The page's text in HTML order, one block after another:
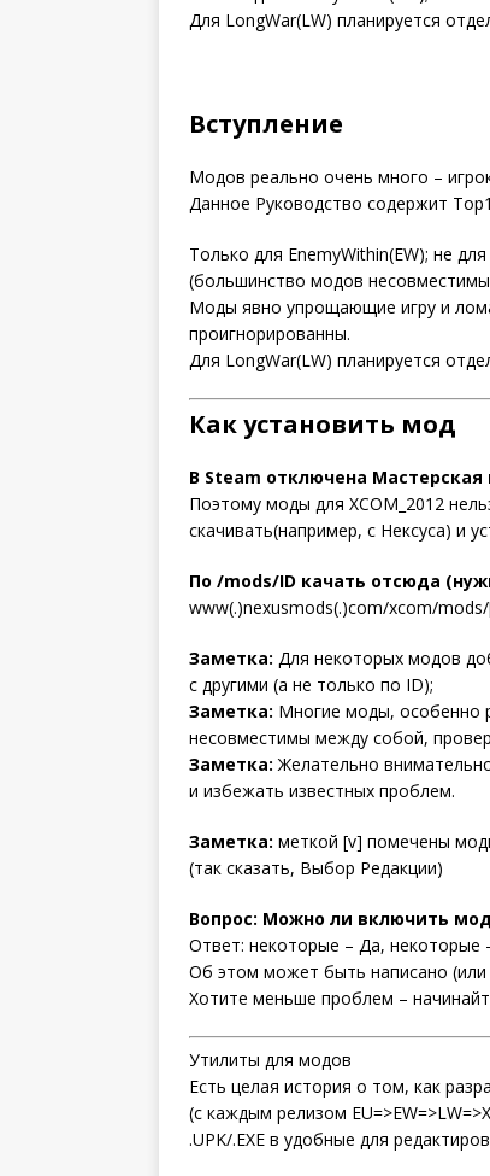
Для LongWar(LW) планируется
Вступление
Модов реально очень много –
Данное Руководство содержит
Только для EnemyWithin(EW); не
(большинство модов
Моды явно упрощающие игру и
проигнорированны.
Для LongWar(LW) планируется
Как установить мод
В Stеam отключена Мастерская
Поэтому моды для XCOM_2012
скачивать(например, с Нексуса) и
По /mods/ID качать отсюда
www(.)nexusmods(.)com/xcom/
Заметка: Для некоторых модов
с другими (а не только по ID);
Заметка: Многие моды, особенно
несовместимы между собой,
Заметка: Желательно
и избежать известных проблем.
Заметка: меткой [v] помечены
(так сказать, Выбор Редакции)
Вопрос: Можно ли включить
Ответ: некоторые – Да, некоторые
Об этом может быть написано (или
Хотите меньше проблем –
Утилиты для модов
Есть целая история о том, как
(с каждым релизом
.UPK/.EXE в удобные для